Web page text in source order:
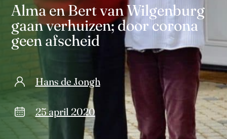
Alma en Bert van Wilgenburg
gaan verhuizen; door corona
geen afscheid
Hans de Jongh
25 april 2020